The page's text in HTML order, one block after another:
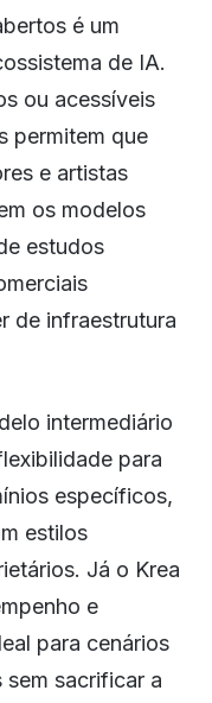
é um
de IA.
ou acessíveis
permitem que
e artistas
os modelos
estudos
de infraestrutura
intermediário
para
específicos,
estilos
Já o Krea
e
para cenários
sem sacrificar a